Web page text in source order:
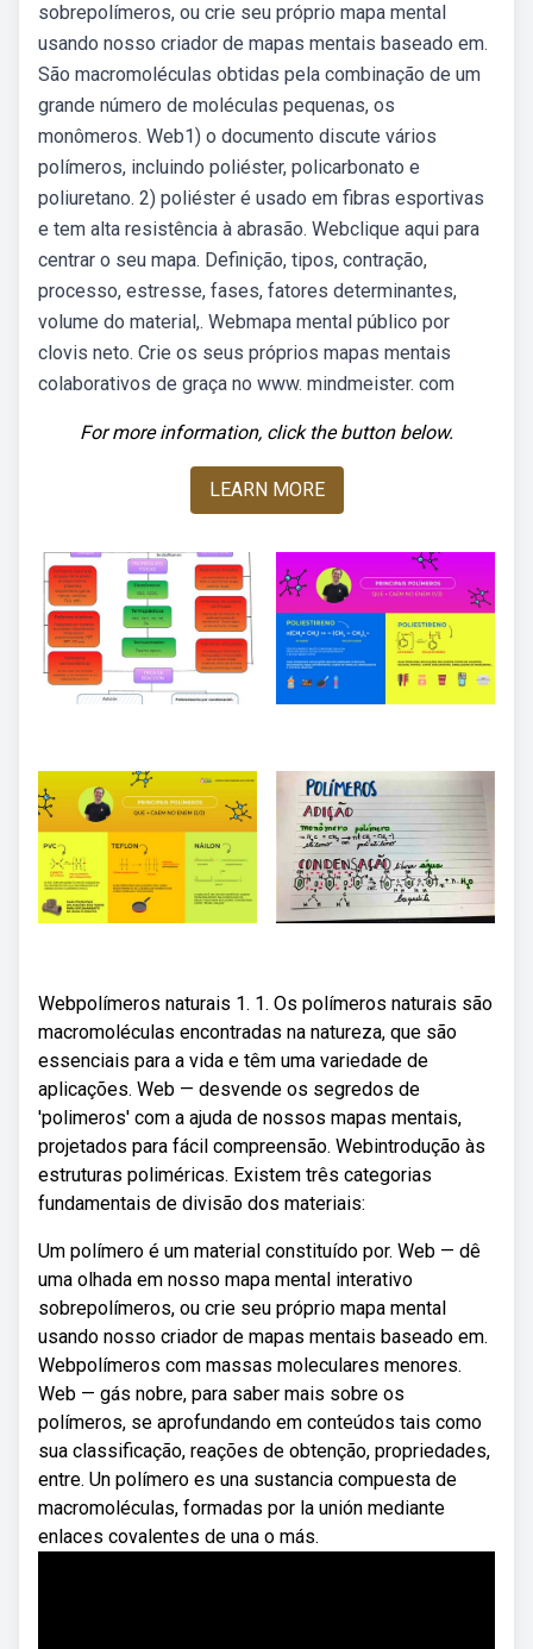
sobrepolímeros, ou crie seu próprio mapa mental
usando nosso criador de mapas mentais baseado em.
São macromoléculas obtidas pela combinação de um
grande número de moléculas pequenas, os
monômeros. Web1) o documento discute vários
polímeros, incluindo poliéster, policarbonato e
poliuretano. 2) poliéster é usado em fibras esportivas
e tem alta resistência à abrasão. Webclique aqui para
centrar o seu mapa. Definição, tipos, contração,
processo, estresse, fases, fatores determinantes,
volume do material,. Webmapa mental público por
clovis neto. Crie os seus próprios mapas mentais
colaborativos de graça no www. mindmeister. com
For more information, click the button below.
LEARN MORE
Webpolímeros naturais 1. 1. Os polímeros naturais são
macromoléculas encontradas na natureza, que são
essenciais para a vida e têm uma variedade de
aplicações. Web — desvende os segredos de
'polimeros' com a ajuda de nossos mapas mentais,
projetados para fácil compreensão. Webintrodução às
estruturas poliméricas. Existem três categorias
fundamentais de divisão dos materiais:
Um polímero é um material constituído por. Web — dê
uma olhada em nosso mapa mental interativo
sobrepolímeros, ou crie seu próprio mapa mental
usando nosso criador de mapas mentais baseado em.
Webpolímeros com massas moleculares menores.
Web — gás nobre, para saber mais sobre os
polímeros, se aprofundando em conteúdos tais como
sua classificação, reações de obtenção, propriedades,
entre. Un polímero es una sustancia compuesta de
macromoléculas, formadas por la unión mediante
enlaces covalentes de una o más.